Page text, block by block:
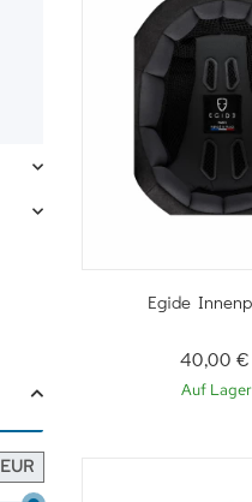
Egide
40,00 €
Auf Lager
EUR